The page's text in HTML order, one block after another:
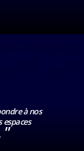
à nos
espaces
"